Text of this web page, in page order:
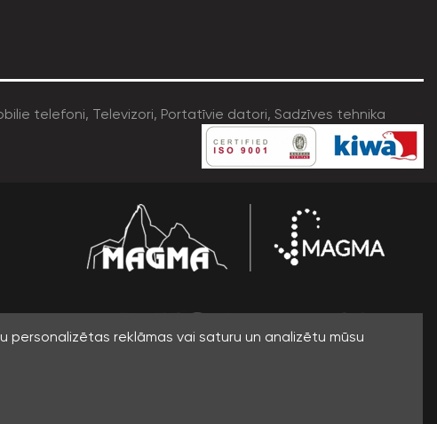
personalizētas reklāmas vai saturu un analizētu mūsu